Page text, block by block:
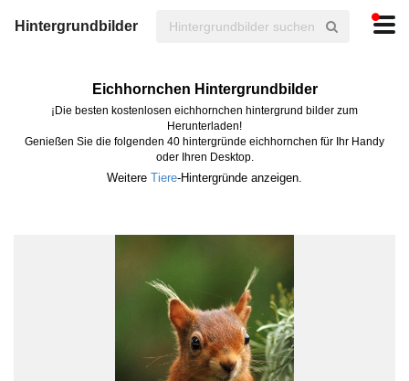
Hintergrundbilder
Eichhornchen Hintergrundbilder
¡Die besten kostenlosen eichhornchen hintergrund bilder zum
Herunterladen!
Genießen Sie die folgenden 40 hintergründe eichhornchen für Ihr Handy
oder Ihren Desktop.
Weitere Tiere-Hintergründe anzeigen.